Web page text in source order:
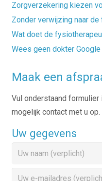
Zorgverzekering kiezen
Zonder verwijzing naar
Wat doet de
Wees geen dokter Google
Maak een
Vul onderstaand
mogelijk contact met u op.
Uw gegevens